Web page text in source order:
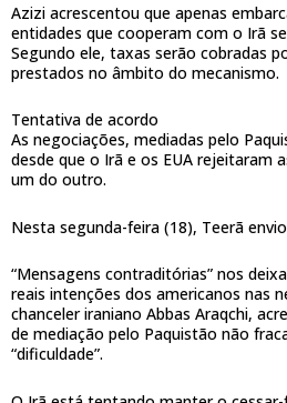
Azizi acrescentou que apenas
entidades que cooperam com o Irã
Segundo ele, taxas serão cobradas
prestados no âmbito do mecanismo.
Tentativa de acordo
As negociações, mediadas pelo
desde que o Irã e os EUA rejeitaram
um do outro.
Nesta segunda-feira (18), Teerã
“Mensagens contraditórias” nos
reais intenções dos americanos nas
chanceler iraniano Abbas Araqchi,
de mediação pelo Paquistão não
“dificuldade”.